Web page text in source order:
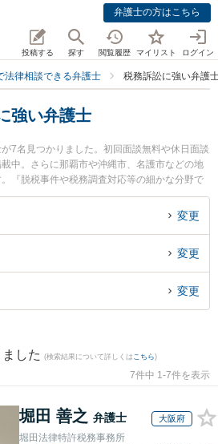
弁護士の方はこちら
投稿する 探す 閲覧履歴 マイリスト ログイン
法律相談できる弁護士 税務訴訟に強い弁護
強い弁護士
7名見つかりました。初回面談無料や休日面談
中。さらに那覇市や沖縄市、名護市などの地
『脱税事件や税務調査対応等の細かな分野で
』特に弁護士法人ACLOGOSの真栄里 嘉邦弁
貞史弁護士、弁護士法人ACLOGOSの伊集 朝
決の実績豊富な近くの弁護士を検索したい』
相談できる沖縄県内の弁護士に相談予約した
おすすめです。
変更
変更
変更
した (検索結果について詳しくは こちら)
7件中 1-7件を表示
堀田 善之 弁護士 大阪府
堀田法律特許税務事務所